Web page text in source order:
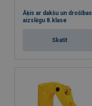
Āķis ar dakšu un drošības
aizslēgu 8.klase
Skatīt